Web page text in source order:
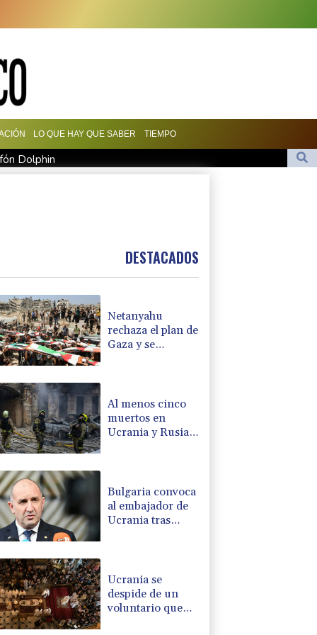
LO QUE HAY QUE SABER TIEMPO
Dolphin
tras su muerte
a un aeropuerto de Sicilia
DESTACADOS
Netanyahu
rechaza el plan de
Gaza y se
Al menos cinco
muertos en
Ucrania y Rusia
Bulgaria convoca
al embajador de
Ucrania tras
Ucrania se
despide de un
voluntario que